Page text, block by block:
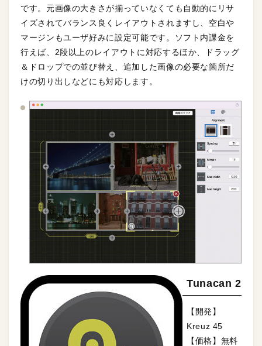
です。元画像の大きさが揃っていなくても自動的にリサ
イズされてバランス良くレイアウトされますし、空白や
マージンもユーザ好みに設定可能です。ソフト内課金を
行えば、2段以上のレイアウトに対応するほか、ドラッグ
＆ドロップでの並び替え、追加した画像の必要な箇所だ
けの切り出しなどにも対応します。
Tunacan 2
【開発】
Kreuz 45
【価格】無料